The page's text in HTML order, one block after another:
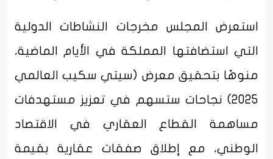
استعرض المجلس مخرجات النشاطات الدولية
التي استضافتها المملكة في الأيام الماضية،
منوهًا بتحقيق معرض (سيتي سكيب العالمي
2025) نجاحات ستسهم في تعزيز مستهدفات
مساهمة القطاع العقاري في الاقتصاد
الوطني، مع إطلاق صفقات عقارية بقيمة